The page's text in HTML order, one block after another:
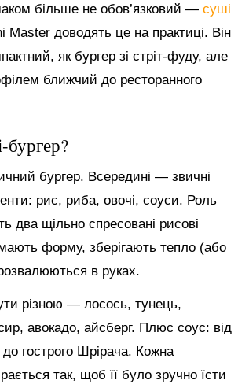
більше не обов’язковий — суші
Master доводять це на практиці. Він
як бургер зі стріт-фуду, але
ближчий до ресторанного
бургер. Всередині — звичні
рис, риба, овочі, соуси. Роль
два щільно спресовані рисові
форму, зберігають тепло (або
в руках.
різною — лосось, тунець,
авокадо, айсберг. Плюс соус: від
до гострого Шрірача. Кожна
так, щоб її було зручно їсти